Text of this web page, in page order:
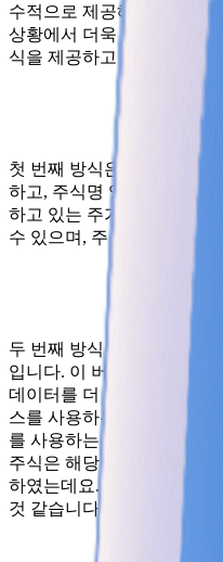
수적으로 제공해야 할 때가
상황에서 더욱 효과적으로
식을 제공하고 있습니다.
첫 번째 방식은 가로 스크롤
하고, 주식명 영역을 고정
하고 있는 주가가 어떤 주
수 있으며, 주식명의 영역
두 번째 방식은 우측 상단에
입니다. 이 버튼을 누르면
데이터를 더 쉽게 확인할 수
스를 사용하는 사용자들에
를 사용하는 사용자들에게
주식은 해당 기능을 쉽게
하였는데요. 이는 기능에
것 같습니다!